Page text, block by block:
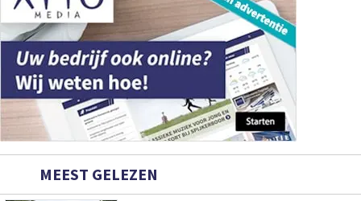
MEEST GELEZEN